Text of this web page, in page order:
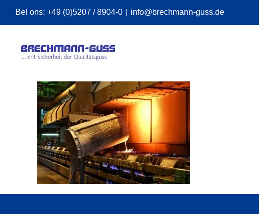
Skip
to
Bel ons: +49 (0)5207 / 8904-0 info@brechmann-guss.de